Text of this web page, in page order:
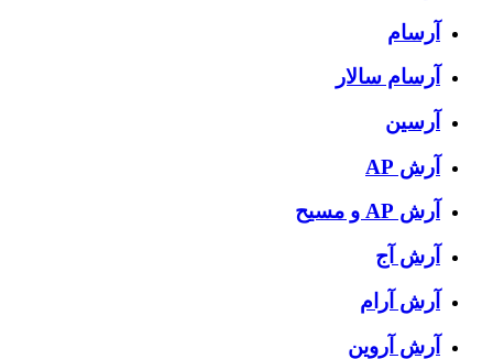
آرسام
آرسام سالار
آرسین
آرش AP
آرش AP و مسیح
آرش آج
آرش آرام
آرش آروین